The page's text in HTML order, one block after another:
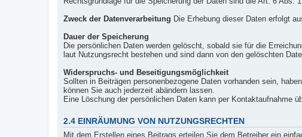
Zweck der Datenverarbeitung Die Erhebung dieser Daten erfolgt
Dauer der Speicherung
Die persönlichen Daten werden gelöscht, sobald sie für die
laut Nutzungsrecht bestehen und sind dann von den gelöschten
Widerspruchs- und Beseitigungsmöglichkeit
Sollten in Beiträgen personenbezogene Daten vorhanden sein,
können Sie auch jederzeit abändern lassen.
Eine Löschung der persönlichen Daten kann per Kontaktaufnahme
2.4 EINRÄUMUNG VON NUTZUNGSRECHTEN
Mit dem Erstellen eines Beitrags erteilen Sie dem Betreiber ein